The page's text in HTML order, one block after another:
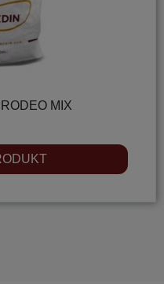
MIX